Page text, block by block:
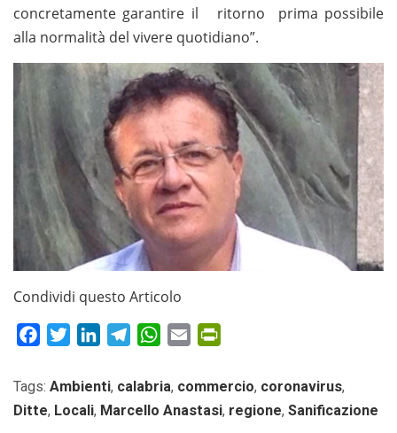
concretamente garantire il ritorno prima possibile
alla normalità del vivere quotidiano”.
Condividi questo Articolo
FacebookTwitterLinkedInTelegramWhatsApp
Email
Tags: Ambienti, calabria, commercio, coronavirus,
Ditte, Locali, Marcello Anastasi, regione, Sanificazione